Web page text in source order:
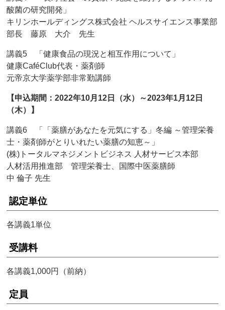
酸菌の研究開発」
キリンホールディングス株式会社 ヘルスサイエンス事業部
部長 藤原 大介 先生
講義5 「健康食品の現況と相互作用について」
健康CaféClub代表・薬剤師
元帝京大学薬学部非常勤講師
【申込期間：2022年10月12日（水）～2023年1月12日
（木）】
講義6 「「薬膳があなたを元気にする」冬編 ～管理栄養
士・薬剤師がとりいれたい薬膳の知恵～」
(株)トータルマネジメントビジネス 人材サービス本部
人材活用推進部 管理栄養士、国際中医薬膳師
中 倫子 先生
認定単位
各講義1単位
受講料
各講義1,000円（前納）
定員